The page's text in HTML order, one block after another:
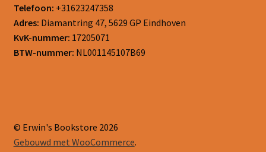
Telefoon: +31623247358
Adres: Diamantring 47, 5629 GP Eindhoven
KvK-nummer: 17205071
BTW-nummer: NL001145107B69
© Erwin's Bookstore 2026
Gebouwd met WooCommerce.